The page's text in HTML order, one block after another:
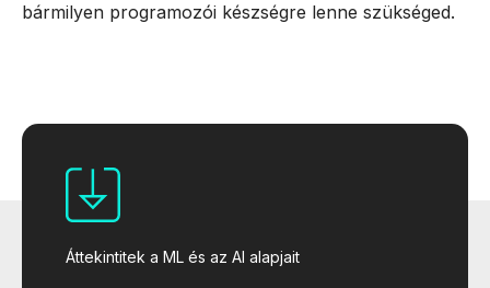
bármilyen programozói készségre lenne szükséged.
Áttekintitek a ML és az AI alapjait